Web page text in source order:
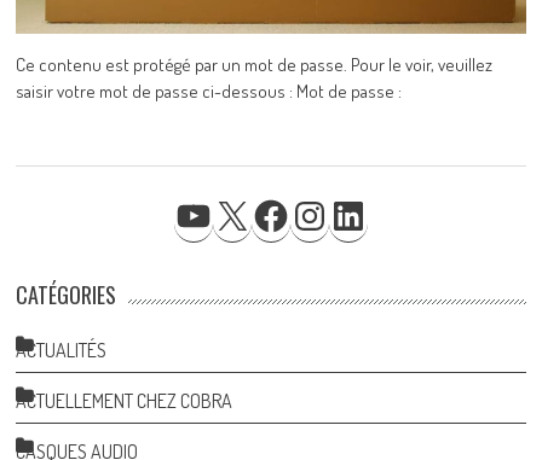
Ce contenu est protégé par un mot de passe. Pour le voir, veuillez
saisir votre mot de passe ci-dessous : Mot de passe :
YOUTUBE FACEBOOKINSTAGRAM
CATÉGORIES
ACTUALITÉS
ACTUELLEMENT CHEZ COBRA
CASQUES AUDIO